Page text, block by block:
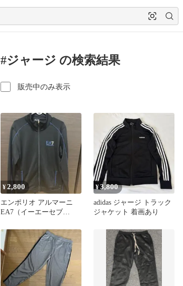
#ジャージ の検索結果
販売中のみ表示
¥2,800
エンポリオ アルマーニ
EA7（イーエーセブ
ジャケット
¥3,800
adidas ジャージ トラック
ジャケット 着画あり